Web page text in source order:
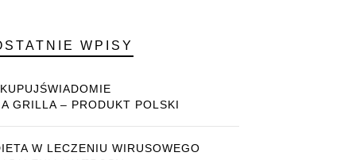
WPISY
GRILLA – PRODUKT POLSKI
W LECZENIU WIRUSOWEGO